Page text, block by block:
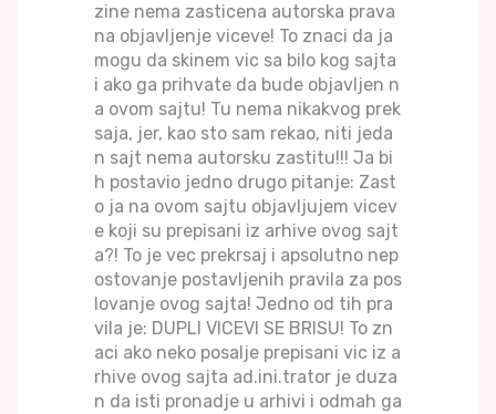
zine nema zasticena autorska prava
na objavljenje viceve! To znaci da ja
mogu da skinem vic sa bilo kog sajta
i ako ga prihvate da bude objavljen n
a ovom sajtu! Tu nema nikakvog prek
saja, jer, kao sto sam rekao, niti jeda
n sajt nema autorsku zastitu!!! Ja bi
h postavio jedno drugo pitanje: Zast
o ja na ovom sajtu objavljujem vicev
e koji su prepisani iz arhive ovog sajt
a?! To je vec prekrsaj i apsolutno nep
ostovanje postavljenih pravila za pos
lovanje ovog sajta! Jedno od tih pra
vila je: DUPLI VICEVI SE BRISU! To zn
aci ako neko posalje prepisani vic iz a
rhive ovog sajta ad.ini.trator je duza
n da isti pronadje u arhivi i odmah ga